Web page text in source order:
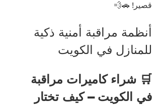
قصير! 🚗💨
أنظمة مراقبة أمنية ذكية
للمنازل في الكويت
🛒 شراء كاميرات مراقبة
في الكويت – كيف تختار